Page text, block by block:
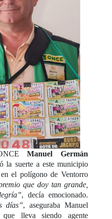
Manuel Germán
la suerte a este municipio
el polígono de Ventorro
que doy tan grande,
, decía emocionado.
días”, aseguraba Manuel
lleva siendo agente